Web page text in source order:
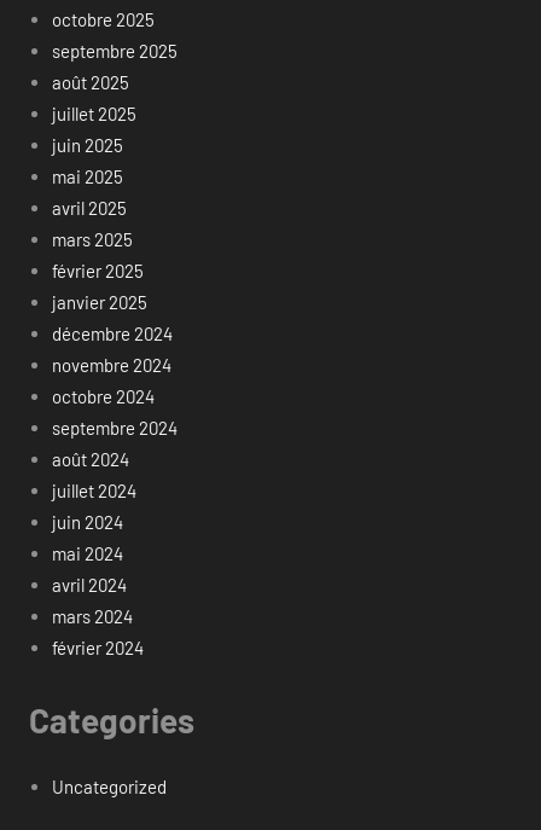
octobre 2025
septembre 2025
août 2025
juillet 2025
juin 2025
mai 2025
avril 2025
mars 2025
février 2025
janvier 2025
décembre 2024
novembre 2024
octobre 2024
septembre 2024
août 2024
juillet 2024
juin 2024
mai 2024
avril 2024
mars 2024
février 2024
Categories
Uncategorized